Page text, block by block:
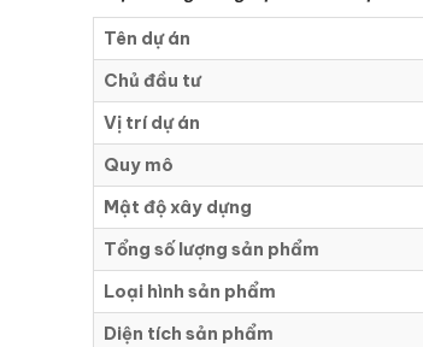
Tên dự án
Chủ đầu tư
Vị trí dự án
Quy mô
Mật độ xây dựng
Tổng số lượng sản phẩm
Loại hình sản phẩm
Diện tích sản phẩm